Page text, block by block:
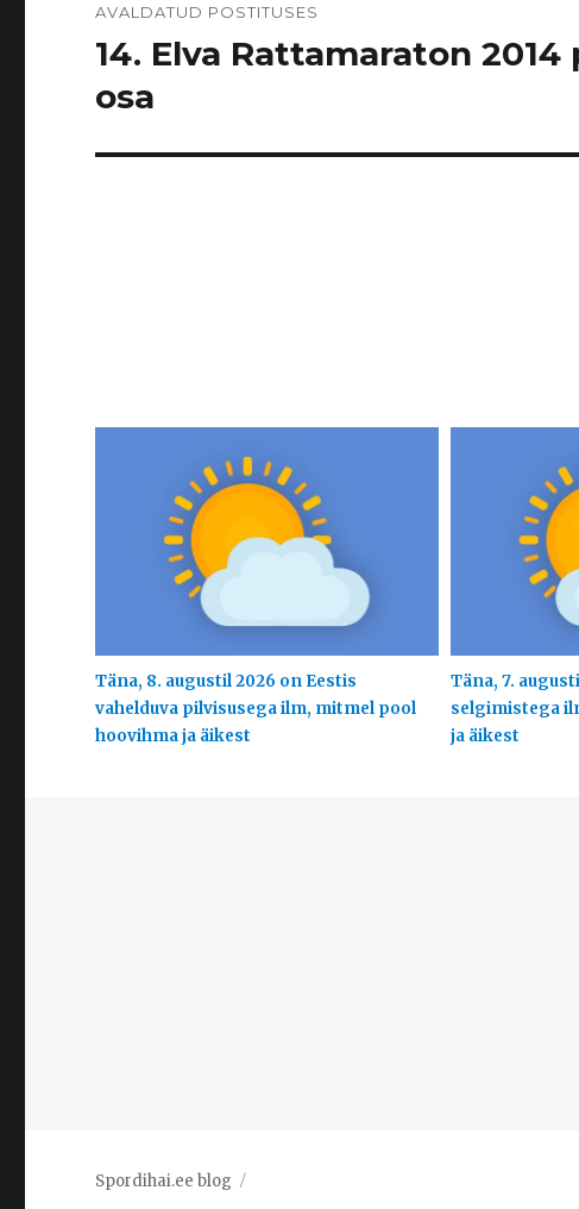
AVALDATUD POSTITUSES
14. Elva Rattamaraton
osa
Täna, 8. augustil 2026 on Eestis
vahelduva pilvisusega ilm, mitmel pool
hoovihma ja äikest
Täna, 7.
selgimistega
ja äikest
Spordihai.ee blog